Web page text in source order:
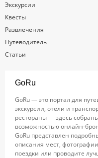
Экскурсии
Квесты
Развлечения
Путеводитель
Статьи
GoRu
GoRu — это портал для
экскурсии, отели и
рестораны — здесь
возможностью онлайн-
GoRu представлен
описания мест,
поездки или проводите